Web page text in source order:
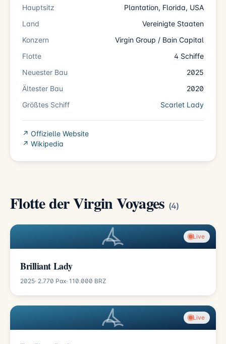
Hauptsitz
Plantation, Florida, USA
Land
Vereinigte Staaten
Konzern
Virgin Group / Bain Capital
Flotte
4 Schiffe
Neuester Bau
2025
Ältester Bau
2020
Größtes Schiff
Scarlet Lady
↗ Offizielle Website
↗ Wikipedia
Flotte der Virgin Voyages (4)
Live
Brilliant Lady
2025· 2.770 Pax· 110.000 BRZ
Live